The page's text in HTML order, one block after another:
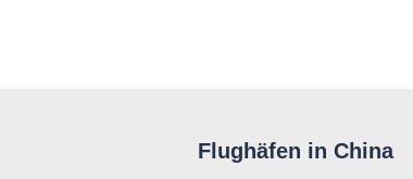
Flughäfen in China